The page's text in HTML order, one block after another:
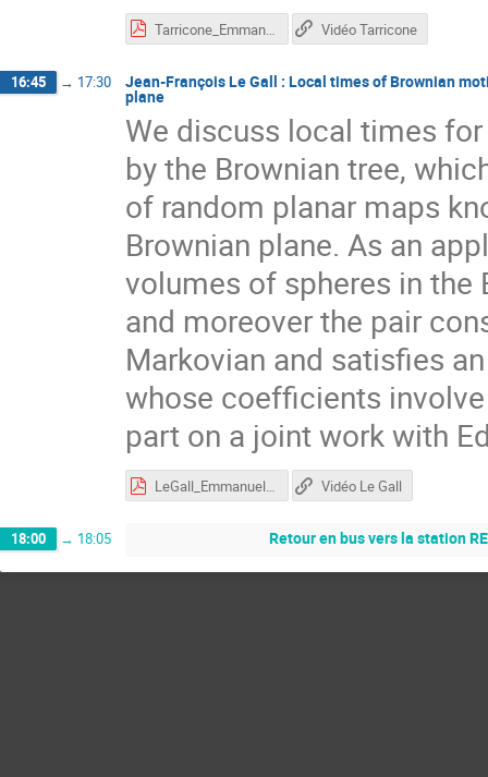
Tarricone_Emmanuel60.pdf Vidéo Tarricone
16:45 → 17:30 Jean-François Le Gall : Local times of Brownian
plane
We discuss local times
by the Brownian tree,
of random planar maps
Brownian plane. As an
volumes of spheres in the
and moreover the pair
Markovian and satisfies
whose coefficients
part on a joint work with
LeGall_Emmanuel60.pdf Vidéo Le Gall
18:00 → 18:05 Retour en bus vers la station